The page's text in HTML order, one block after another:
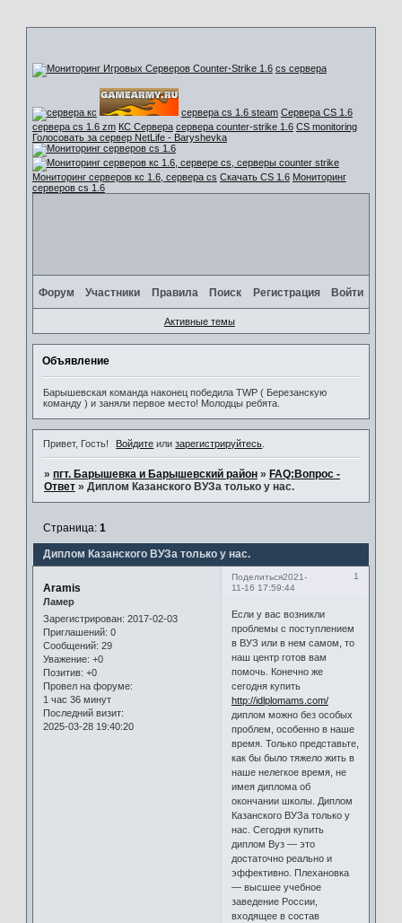
cs сервера
сервера cs 1.6 steam Сервера CS 1.6
сервера cs 1.6 zm КС Сервера сервера counter-strike 1.6 CS monitoring
Голосовать за сервер NetLife - Baryshevka
Мониторинг серверов кс 1.6, сервера cs Скачать CS 1.6 Мониторинг
серверов cs 1.6
Форум Участники Правила Поиск Регистрация Войти
Активные темы
Объявление
Барышевская команда наконец победила TWP ( Березанскую
команду ) и заняли первое место! Молодцы ребята.
Привет, Гость! Войдите илизарегистрируйтесь
» пгт. Барышевка и Барышевский район » FAQ:Вопрос -
Ответ » Диплом Казанского ВУЗа только у нас.
Диплом Казанского ВУЗа только у нас.
Страница: 1
Поделиться 1
2021-
11-16 17:59:44
Aramis
Ламер
Зарегистрирован: 2017-02-03
Приглашений: 0
Сообщений: 29
Уважение: +0
Позитив: +0
Провел на форуме:
1 час 36 минут
Последний визит:
2025-03-28 19:40:20
Если у вас возникли
проблемы с поступлением
в ВУЗ или в нем самом, то
наш центр готов вам
помочь. Конечно же
сегодня купить
http://idlplomams.com/
диплом можно без особых
проблем, особенно в наше
время. Только представьте,
как бы было тяжело жить в
наше нелегкое время, не
имея диплома об
окончании школы. Диплом
Казанского ВУЗа только у
нас. Сегодня купить
диплом Вуз — это
достаточно реально и
эффективно. Плехановка
— высшее учебное
заведение России,
входящее в состав